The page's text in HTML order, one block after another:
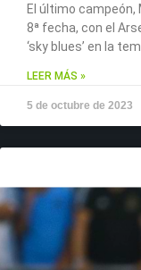
El último
8ª fecha, con el
‘sky blues’ en la
LEER MÁS »
5 de octubre de 2023